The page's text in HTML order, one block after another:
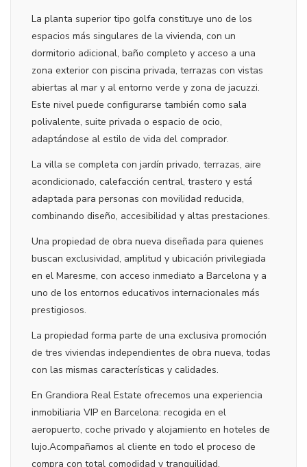
La planta superior tipo golfa constituye uno de los
espacios más singulares de la vivienda, con un
dormitorio adicional, baño completo y acceso a una
zona exterior con piscina privada, terrazas con vistas
abiertas al mar y al entorno verde y zona de jacuzzi.
Este nivel puede configurarse también como sala
polivalente, suite privada o espacio de ocio,
adaptándose al estilo de vida del comprador.
La villa se completa con jardín privado, terrazas, aire
acondicionado, calefacción central, trastero y está
adaptada para personas con movilidad reducida,
combinando diseño, accesibilidad y altas prestaciones.
Una propiedad de obra nueva diseñada para quienes
buscan exclusividad, amplitud y ubicación privilegiada
en el Maresme, con acceso inmediato a Barcelona y a
uno de los entornos educativos internacionales más
prestigiosos.
La propiedad forma parte de una exclusiva promoción
de tres viviendas independientes de obra nueva, todas
con las mismas características y calidades.
En Grandiora Real Estate ofrecemos una experiencia
inmobiliaria VIP en Barcelona: recogida en el
aeropuerto, coche privado y alojamiento en hoteles de
lujo.Acompañamos al cliente en todo el proceso de
compra con total comodidad y tranquilidad.